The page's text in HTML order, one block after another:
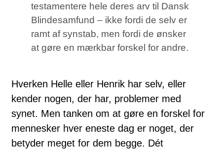
testamentere hele deres arv til Dansk
Blindesamfund – ikke fordi de selv er
ramt af synstab, men fordi de ønsker
at gøre en mærkbar forskel for andre.
Hverken Helle eller Henrik har selv, eller
kender nogen, der har, problemer med
synet. Men tanken om at gøre en forskel for
mennesker hver eneste dag er noget, der
betyder meget for dem begge. Dét